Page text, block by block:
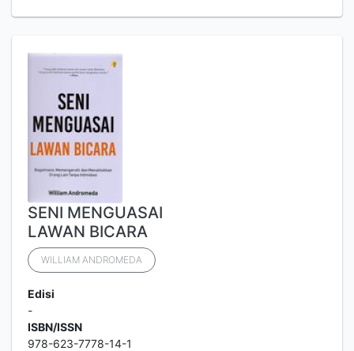
SENI MENGUASAI
LAWAN BICARA
WILLIAM ANDROMEDA
Edisi
-
ISBN/ISSN
978-623-7778-14-1